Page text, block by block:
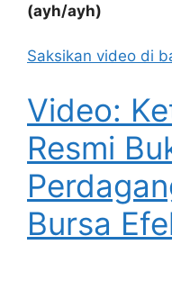
(ayh/ayh)
Saksikan video di
Video:
Resmi
Bursa